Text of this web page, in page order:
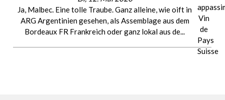
Ja, Malbec. Eine tolle Traube. Ganz alleine, wie oift in
ARG Argentinien gesehen, als Assemblage aus dem
Bordeaux FR Frankreich oder ganz lokal aus de...